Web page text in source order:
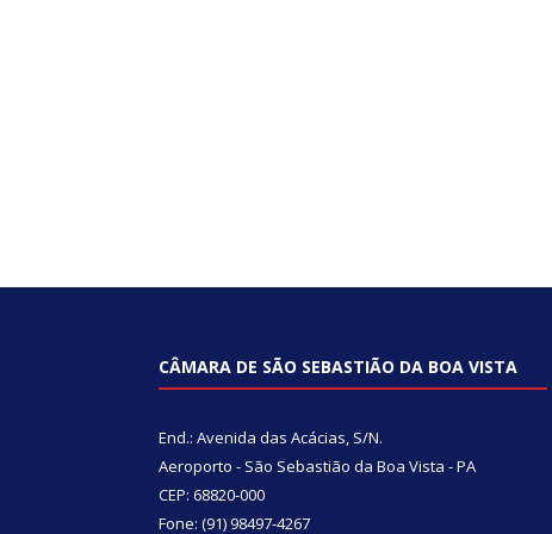
CÂMARA DE SÃO SEBASTIÃO DA BOA VISTA
End.: Avenida das Acácias, S/N.
Aeroporto - São Sebastião da Boa Vista - PA
CEP: 68820-000
Fone: (91) 98497-4267